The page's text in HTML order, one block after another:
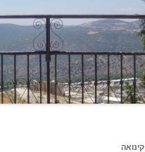
קינואה